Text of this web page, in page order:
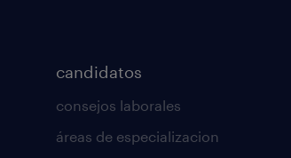
candidatos
consejos laborales
áreas de especializacion